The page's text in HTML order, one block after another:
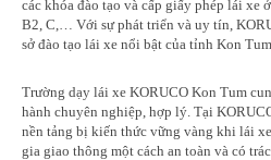
các khóa đào tạo và cấp giấy phép lái xe
B2, C,… Với sự phát triển và uy tín,
sở đào tạo lái xe nổi bật của tỉnh Kon Tum.
Trường dạy lái xe KORUCO Kon Tum
hành chuyên nghiệp, hợp lý. Tại
nền tảng bị kiến thức vững vàng khi lái
gia giao thông một cách an toàn và có